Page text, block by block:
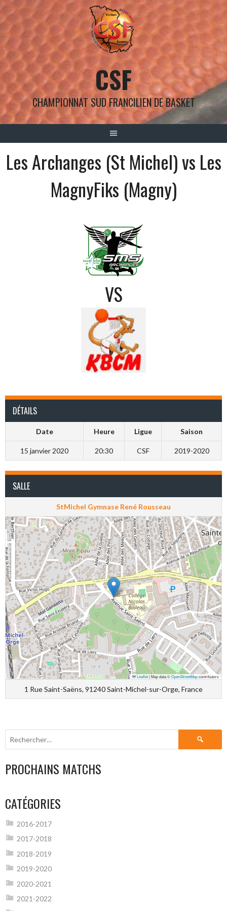
Aller
au
CSF
CHAMPIONNAT SUD FRANCILIEN DE BASKET
Les Archanges (St Michel) vs Les
MagnyFiks (Magny)
VS
DÉTAILS
Date Heure Ligue Saison
15 janvier 2020 20:30 CSF 2019-2020
SALLE
StMichel Gymnase René Rousseau
Leaflet|Map data ©OpenStreetMapcontributors
1 Rue Saint-Saëns, 91240 Saint-Michel-sur-Orge, France
Rechercher :
PROCHAINS MATCHS
CATÉGORIES
2016-2017
2017-2018
2018-2019
2019-2020
2020-2021
2021-2022